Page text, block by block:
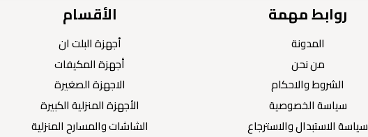
روابط مهمة
المدونة
من نحن
الشروط والاحكام
سياسة الخصوصية
سياسة الاستبدال والاسترجاع
الأقسام
أجهزة البلت ان
أجهزة المكيفات
الاجهزة الصغيرة
الأجهزة المنزلية الكبيرة
الشاشات والمسارح المنزلية